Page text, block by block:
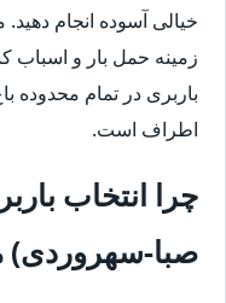
خیالی آسوده انجام
زمینه حمل بار و اسباب
باربری در تمام
اطراف است.
چرا انتخاب
صبا-